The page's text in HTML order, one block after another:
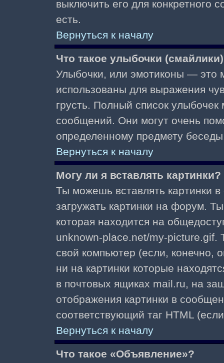
выключить его для конкретного
есть.
Вернуться к началу
Что такое улыбочки
Улыбочки, или эмотиконы — это
использованы для выражения
грусть. Полный список
сообщений. Они могут очень
определенному предмету
Вернуться к началу
Могу ли я вставлять картинки?
Ты можешь вставлять картинки
загружать картинки на форум.
которая находится на
unknown-place.net/my-picture.gif.
свой компьютер (если, конечно,
ни на картинки которые
в почтовых ящиках mail.ru, на
отображения картинки в
соответствующий таг HTML
Вернуться к началу
Что такое «Объявление»?